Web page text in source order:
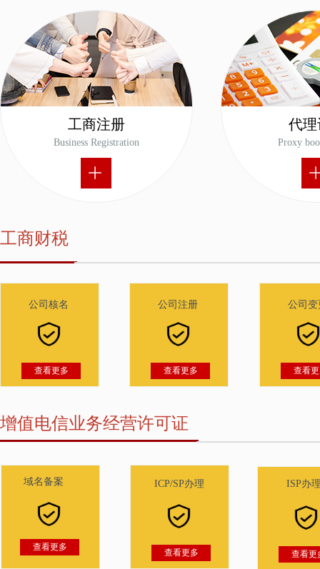
ꄶ
工商注册
Business Registration
代
Proxy
公司核名
查看更多 查看更多
公司注册 公司变
查看
工商财税
EDI办
增值电信业务经营许可证
查看更多
ICP/SP办理
域名备案
查看更多
查看更
ISP办